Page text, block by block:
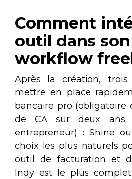
Comment
outil dans son
workflow
Après la création,
mettre en place
bancaire pro (obligatoire
de CA sur deux ans
entrepreneur) : Shine
choix les plus naturels
outil de facturation et
Indy est le plus